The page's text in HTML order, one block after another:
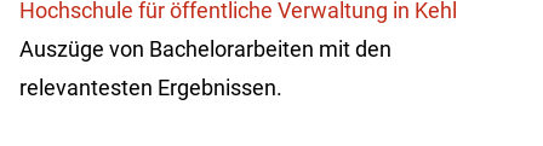
Hochschule für öffentliche Verwaltung in Kehl
Auszüge von Bachelorarbeiten mit den
relevantesten Ergebnissen.